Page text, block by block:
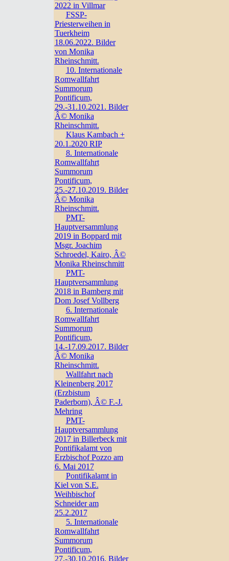
2022 in Villmar
FSSP-
Priesterweihen in
Tuerkheim
18.06.2022. Bilder
von Monika
Rheinschmitt.
10. Internationale
Romwallfahrt
Summorum
Pontificum,
29.-31.10.2021. Bilder
Â© Monika
Rheinschmitt.
Klaus Kambach +
20.1.2020 RIP
8. Internationale
Romwallfahrt
Summorum
Pontificum,
25.-27.10.2019. Bilder
Â© Monika
Rheinschmitt.
PMT-
Hauptversammlung
2019 in Boppard mit
Msgr. Joachim
Schroedel, Kairo, Â©
Monika Rheinschmitt
PMT-
Hauptversammlung
2018 in Bamberg mit
Dom Josef Vollberg
6. Internationale
Romwallfahrt
Summorum
Pontificum,
14.-17.09.2017. Bilder
Â© Monika
Rheinschmitt.
Wallfahrt nach
Kleinenberg 2017
(Erzbistum
Paderborn), Â© F.-J.
Mehring
PMT-
Hauptversammlung
2017 in Billerbeck mit
Pontifikalamt von
Erzbischof Pozzo am
6. Mai 2017
Pontifikalamt in
Kiel von S.E.
Weihbischof
Schneider am
25.2.2017
5. Internationale
Romwallfahrt
Summorum
Pontificum,
27.-30.10.2016. Bilder